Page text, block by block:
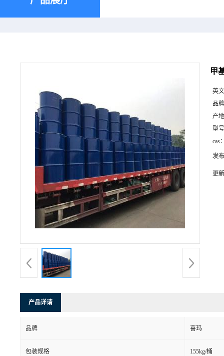
甲
英
品
产
型
cas
发
更
产品详请
品牌 喜玛
包装规格 155kg/桶